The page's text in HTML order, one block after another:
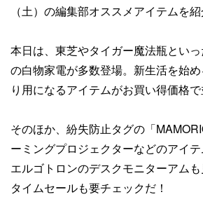
（土）の編集部オススメアイテムを紹
本日は、東芝やタイガー魔法瓶とい
の白物家電が多数登場。新生活を始
り用になるアイテムがお買い得価格で
そのほか、紛失防止タグの「
ーミングプロジェクターなどのアイテ
エルゴトロンのデスクモニターアム
タイムセールも要チェックだ！